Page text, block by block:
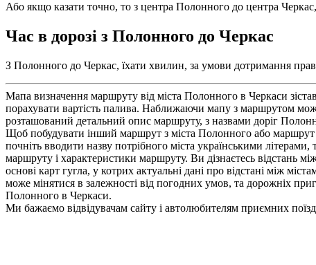
Або якщо казати точно, то з центра Полонного до центра Черкас,
Час в дорозі з Полонного до Черкас
З Полонного до Черкас, їхати хвилин, за умови дотримання
Мапа визначення маршруту від міста Полонного в Черкаси
порахувати вартість палива. Наближаючи мапу з маршрутом
розташований детальний опис маршруту, з назвами доріг
Щоб побудувати інший маршрут з міста Полонного або маршрут
почніть вводити назву потрібного міста українськими
маршруту і характеристики маршруту. Ви дізнаєтесь відстань
основі карт гугла, у котрих актуальні дані про відстані між
може мінятися в залежності від погодних умов, та дорожніх
Полонного в Черкаси.
Ми бажаємо відвідувачам сайту і автолюбителям приємних